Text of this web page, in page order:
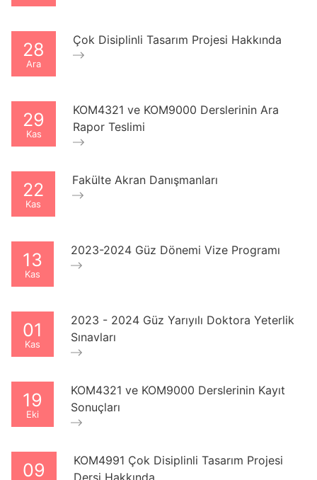
28
Ara
Çok Disiplinli Tasarım Projesi Hakkında
29
Kas
KOM4321 ve KOM9000 Derslerinin Ara
Rapor Teslimi
22
Kas
Fakülte Akran Danışmanları
13
Kas
2023-2024 Güz Dönemi Vize Programı
01
Kas
2023 - 2024 Güz Yarıyılı Doktora Yeterlik
Sınavları
19
Eki
KOM4321 ve KOM9000 Derslerinin Kayıt
Sonuçları
09
KOM4991 Çok Disiplinli Tasarım Projesi
Dersi Hakkında